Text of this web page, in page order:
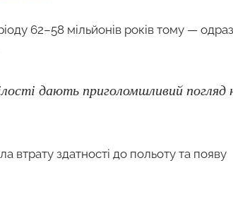
62–58 мільйонів років тому —
дають приголомшливий погляд
втрату здатності до польоту та появу